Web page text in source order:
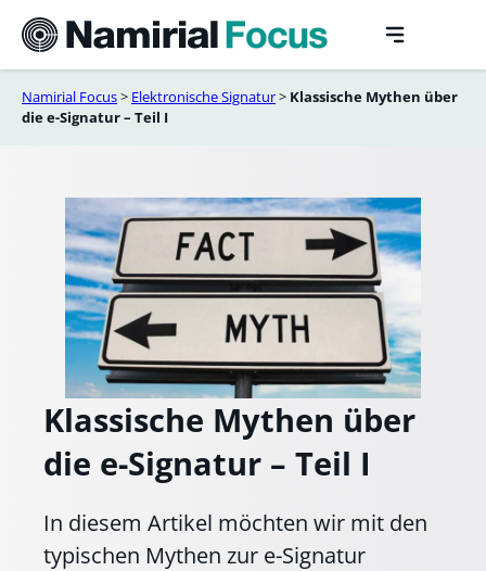
content
Namirial Focus> Elektronische Signatur> Klassische Mythen über
die e-Signatur – Teil I
Klassische Mythen über
die e-Signatur – Teil I
In diesem Artikel möchten wir mit den
typischen Mythen zur e-Signatur